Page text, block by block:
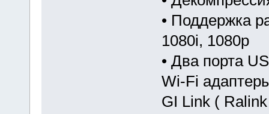
• Поддержка
1080i, 1080p
• Два порта
Wi-Fi
GI Link (